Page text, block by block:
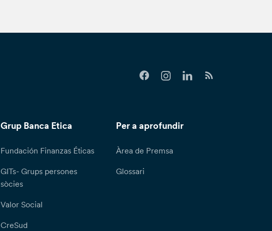
Grup Banca Etica
Fundación Finanzas Éticas
GITs- Grups persones
sòcies
Valor Social
CreSud
Per a aprofundir
Àrea de Premsa
Glossari